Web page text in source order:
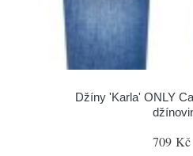
Džíny 'Karla' ONLY
709 Kč